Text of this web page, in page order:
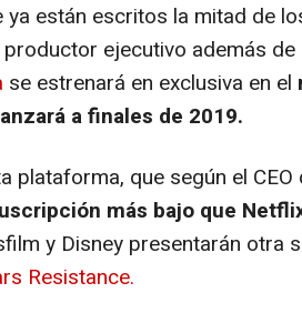
ya están escritos la mitad de
ejecutivo además de
se estrenará en exclusiva en el
a finales de 2019.
plataforma, que según el CEO
más bajo que
y Disney presentarán otra
Resistance.